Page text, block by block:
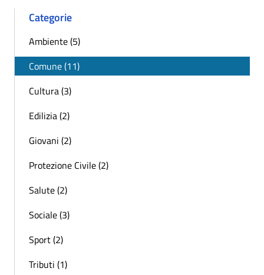
Categorie
Ambiente (5)
Comune (11)
Cultura (3)
Edilizia (2)
Giovani (2)
Protezione Civile (2)
Salute (2)
Sociale (3)
Sport (2)
Tributi (1)